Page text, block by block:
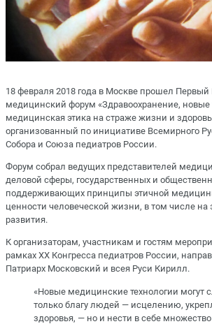
18 февраля 2018 года в Москве прошел Первый
медицинский форум «Здравоохранение, новые
медицинская этика на страже жизни и
организованный по инициативе Всемирного
Собора и Союза педиатров России.
Форум собрал ведущих представителей
деловой сферы, государственных и
поддерживающих принципы этичной
ценности человеческой жизни, в том числе на
развития.
К организаторам, участникам и гостям
рамках ХХ Конгресса педиатров России,
Патриарх Московский и всея Руси Кирилл.
«Новые медицинские технологии могут
только благу людей — исцелению,
здоровья, — но и нести в себе